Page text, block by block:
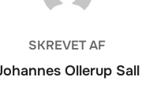
SKREVET AF
Ollerup Sall